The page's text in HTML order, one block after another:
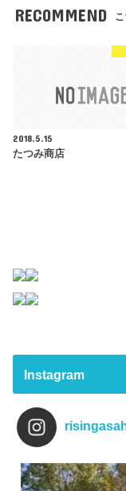
RECOMMEND
2018.5.15
たつみ商店
Instagram